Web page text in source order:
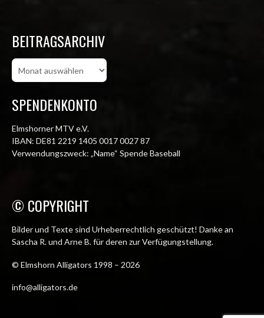
BEITRAGSARCHIV
Beitragsarchiv
SPENDENKONTO
Elmshorner MTV e.V.
IBAN: DE81 2219 1405 0017 0027 87
Verwendungszweck: „Name“ Spende Baseball
© COPYRIGHT
Bilder und Texte sind Urheberrechtlich geschützt! Danke an
Sascha R. und Arne B. für deren zur Verfügungstellung.
© Elmshorn Alligators 1998 – 2026
info@alligators.de